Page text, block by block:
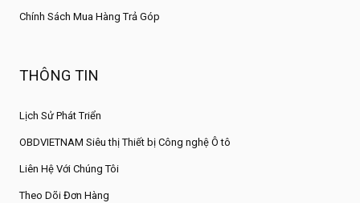
Chính Sách Mua Hàng Trả Góp
THÔNG TIN
Lịch Sử Phát Triển
OBDVIETNAM Siêu thị Thiết bị Công nghệ Ô tô
Liên Hệ Với Chúng Tôi
Theo Dõi Đơn Hàng